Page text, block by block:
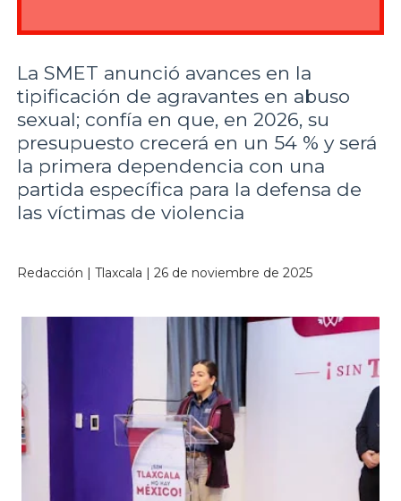
La SMET anunció avances en la
tipificación de agravantes en abuso
sexual; confía en que, en 2026, su
presupuesto crecerá en un 54 % y será
la primera dependencia con una
partida específica para la defensa de
las víctimas de violencia
Redacción | Tlaxcala | 26 de noviembre de 2025